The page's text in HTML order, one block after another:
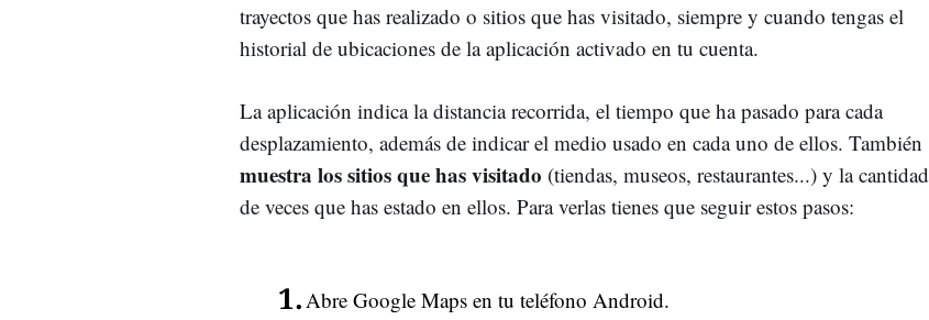
trayectos que has realizado o sitios que has visitado, siempre y cuando tengas el
historial de ubicaciones de la aplicación activado en tu cuenta.
La aplicación indica la distancia recorrida, el tiempo que ha pasado para cada
desplazamiento, además de indicar el medio usado en cada uno de ellos. También
muestra los sitios que has visitado (tiendas, museos, restaurantes...) y la cantidad
de veces que has estado en ellos. Para verlas tienes que seguir estos pasos:
Abre Google Maps en tu teléfono Android.